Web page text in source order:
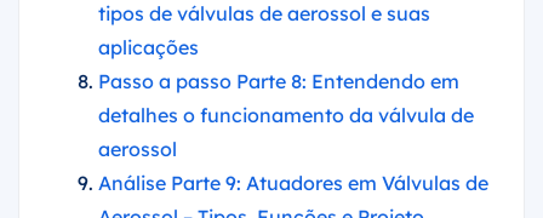
tipos de válvulas de aerossol e suas
aplicações
Passo a passo Parte 8: Entendendo em
detalhes o funcionamento da válvula de
aerossol
Análise Parte 9: Atuadores em Válvulas de